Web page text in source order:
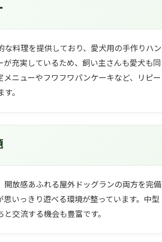
料理を提供しており、愛犬用の手作りハン
充実しているため、飼い主さんも愛犬も同
ニューやフワフワパンケーキなど、リピー
。
放感あふれる屋外ドッグランの両方を完備
いっきり遊べる環境が整っています。中型
交流する機会も豊富です。